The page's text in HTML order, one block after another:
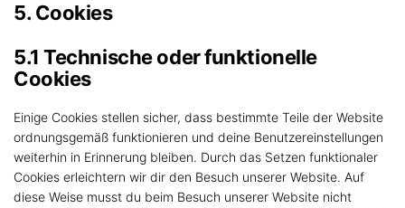
5. Cookies
5.1 Technische oder funktionelle
Cookies
Einige Cookies stellen sicher, dass bestimmte Teile der Website
ordnungsgemäß funktionieren und deine Benutzereinstellungen
weiterhin in Erinnerung bleiben. Durch das Setzen funktionaler
Cookies erleichtern wir dir den Besuch unserer Website. Auf
diese Weise musst du beim Besuch unserer Website nicht